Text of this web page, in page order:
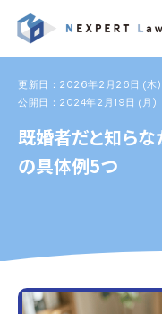
更新日：2026年2月26日 (木)
公開日：2024年2月19日 (月)
既婚者だと知らな
の具体例5つ